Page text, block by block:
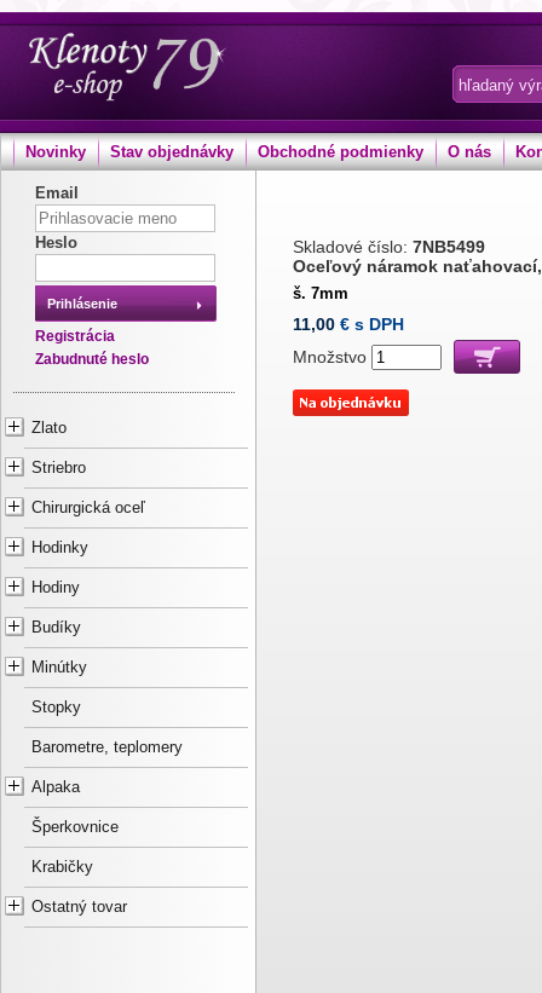
Novinky Stav objednávky Obchodné podmienky O nás
Email
Heslo
Prihlásenie
Registrácia
Zabudnuté heslo
Zlato
Striebro
Chirurgická oceľ
Hodinky
Hodiny
Budíky
Minútky
Stopky
Barometre, teplomery
Alpaka
Šperkovnice
Krabičky
Ostatný tovar
Skladové číslo: 7NB5499
Oceľový náramok
š. 7mm
11,00 € s DPH
Množstvo